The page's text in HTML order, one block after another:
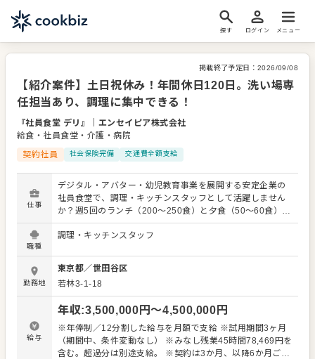
探す ログイン メニュー
掲載終了予定日： 2026/09/08
【紹介案件】土日祝休み！年間休日120日。洗い場専
任担当あり、調理に集中できる！
『社員食堂 デリ』
エンセイピア株式会社
給食・社員食堂・介護・病院
契約社員
社会保険完備 交通費全額支給
仕事
デジタル・アバター・幼児教育事業を展開する安定企業の
社員食堂で、調理・キッチンスタッフとして活躍しません
か？週5回のランチ（200～250食）と夕食（50～60食）の
調理を通じて、社員の食生活を支える、やりがいのある仕
事です。 あなたには、料理の仕込み（食材の切り分け、準
渡し、テーブルのセッティング、食器や調理ツールの洗浄
など、幅広い業務をお任せします。ご経験やスキルに合わ
せて、できることからスタートします。 ランチ・夕食とも
に社内専用のシステムにて事前予約制度を導入しているた
め、ロスの軽減に貢献。洗い場専任担当も在籍しているた
め、調理に集中しやすい環境です。土日祝休みで、プライ
ベートも大切にできます。 ＜おすすめポイント＞ 土日祝休
みで、プライベートが充実します。 事前予約制度で食品ロ
職種
調理・キッチンスタッフ
勤務地
東京都／世田谷区
若林3-1-18
給与
年収:3,500,000 円〜4,500,000 円
※年俸制／12分割した給与を月額で支給 ※試用期間3ヶ月
（期間中、条件変動なし） ※みなし残業45時間78,469円を
含む。超過分は別途支給。 ※契約は3か月、以降6か月ごと